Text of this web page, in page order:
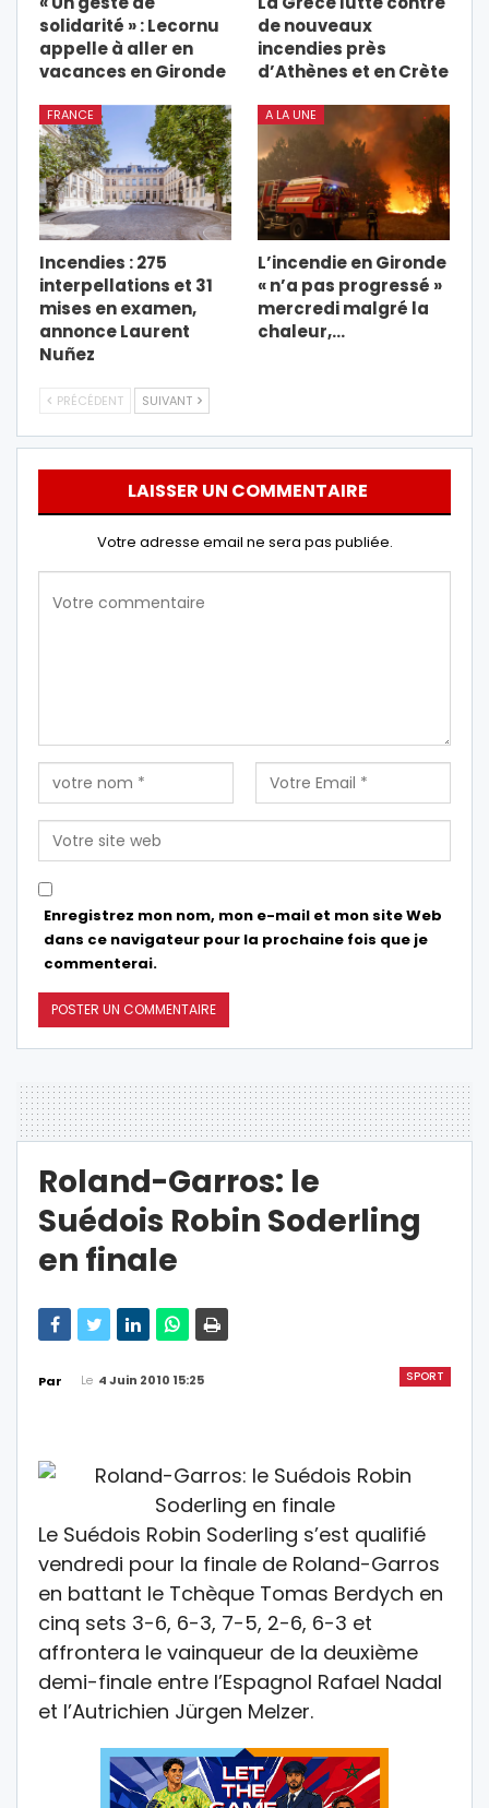
solidarité » : Lecornu
appelle à aller en
vacances en Gironde
de nouveaux
incendies près
d’Athènes et en Crète
FRANCE
Incendies : 275
interpellations et 31
mises en examen,
annonce Laurent
Nuñez
A LA UNE
L’incendie en Gironde
« n’a pas progressé »
mercredi malgré la
chaleur,…
PRÉCÉDENT SUIVANT
LAISSER UN COMMENTAIRE
Votre adresse email ne sera pas publiée.
Enregistrez mon nom, mon e-mail et mon site Web
dans ce navigateur pour la prochaine fois que je
commenterai.
Roland-Garros: le
Suédois Robin Soderling
en finale
SPORT
Par Le 4 Juin 2010 15:25
Le Suédois Robin Soderling s’est qualifié
vendredi pour la finale de Roland-Garros
en battant le Tchèque Tomas Berdych en
cinq sets 3-6, 6-3, 7-5, 2-6, 6-3 et
affrontera le vainqueur de la deuxième
demi-finale entre l’Espagnol Rafael Nadal
et l’Autrichien Jürgen Melzer.